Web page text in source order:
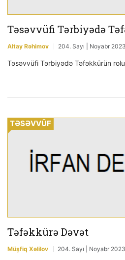
Təsəvvüfi Tərbiyədə
Altay Rəhimov 204. Sayı | Noyabr 2023
Təsəvvüfi Tərbiyədə Təfəkkürün rolu
TƏSƏVVÜF
Təfəkkürə Dəvət
Müşfiq Xəlilov 204. Sayı | Noyabr 2023